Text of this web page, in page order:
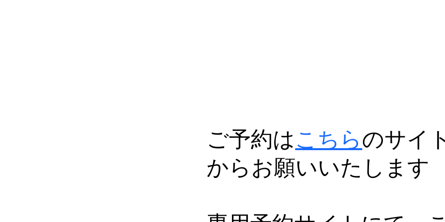
ご予約はこちらのサイ
からお願いいたします